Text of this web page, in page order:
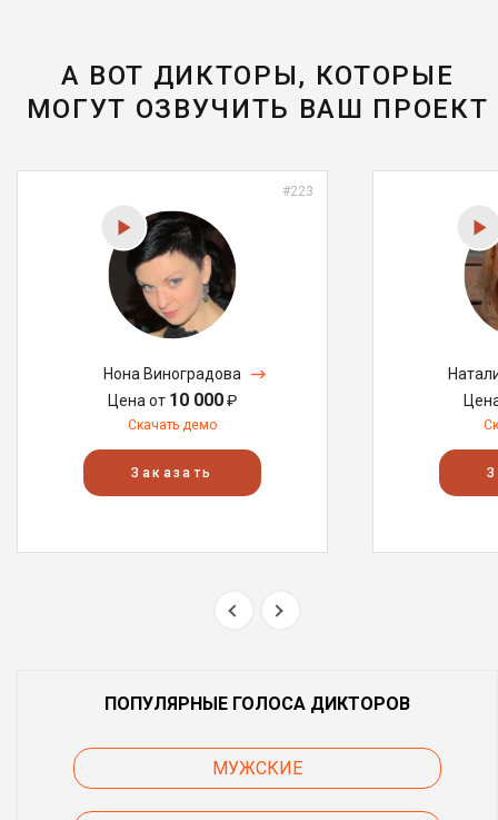
А ВОТ ДИКТОРЫ, КОТОРЫЕ
МОГУТ ОЗВУЧИТЬ ВАШ ПРОЕКТ
#223
Нона Виноградова
Цена от 10 000₽
Скачать демо
Заказать
ПОПУЛЯРНЫЕ ГОЛОСА ДИКТОРОВ
МУЖСКИЕ